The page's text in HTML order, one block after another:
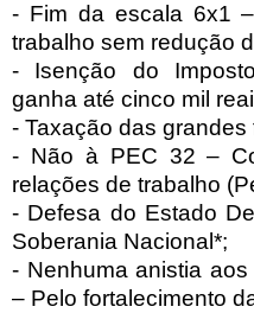
- Fim da escala 6x1
trabalho sem redução
- Isenção do
ganha até cinco mil
- Taxação das grandes
- Não à PEC 32 –
relações de trabalho
- Defesa do Estado
Soberania Nacional*;
- Nenhuma anistia
– Pelo fortalecimento